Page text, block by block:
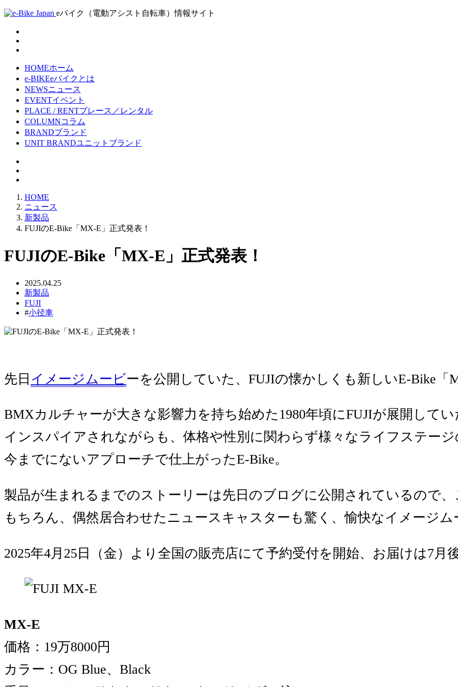
eバイク（電動アシスト自転車）情報サイト
HOMEホーム
e-BIKEeバイクとは
NEWSニュース
EVENTイベント
PLACE / RENTプレース／レンタル
COLUMNコラム
BRANDブランド
UNIT BRANDユニットブランド
HOME
ニュース
新製品
FUJIのE-Bike「MX-E」正式発表！
FUJIのE-Bike「MX-E」正式発表！
2025.04.25
新製品
FUJI
#小径車
先日 イメージムービーを公開していた、FUJIの懐かしくも新しいE-Bike「
BMXカルチャーが大きな影響力を持ち始めた1980年頃にFUJIが展開して
インスパイアされながらも、体格や性別に関わらず様々なライフステー
今までにないアプローチで仕上がったE-Bike。
製品が生まれるまでのストーリーは先日のブログに公開されているので
もちろん、偶然居合わせたニュースキャスターも驚く、愉快なイメージ
2025年4月25日（金）より全国の販売店にて予約受付を開始、お届けは7月
MX-E
価格：19万8000円
カラー：OG Blue、Black